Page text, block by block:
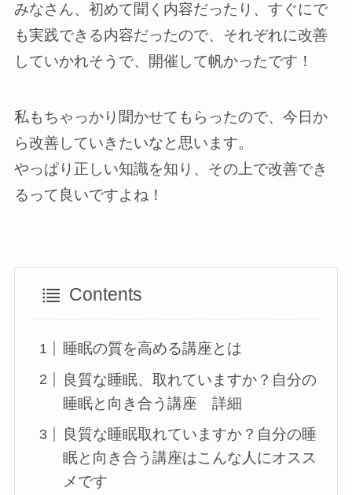
みなさん、初めて聞く内容だったり、すぐにで
も実践できる内容だったので、それぞれに改善
していかれそうで、開催して帆かったです！
私もちゃっかり聞かせてもらったので、今日か
ら改善していきたいなと思います。
やっぱり正しい知識を知り、その上で改善でき
るって良いですよね！
Contents
睡眠の質を高める講座とは
良質な睡眠、取れていますか？自分の
睡眠と向き合う講座 詳細
良質な睡眠取れていますか？自分の睡
眠と向き合う講座はこんな人にオスス
メです